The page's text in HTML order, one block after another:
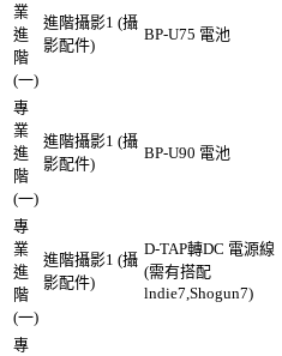
業
進
階
(一)
進階攝影1 (攝
影配件)
BP-U75 電池
專
業
進
階
(一)
進階攝影1 (攝
影配件)
BP-U90 電池
專
業
進
階
(一)
進階攝影1 (攝
影配件)
D-TAP轉DC 電源線
(需有搭配
lndie7,Shogun7)
專